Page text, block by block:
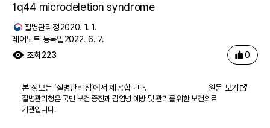
1q44 microdeletion syndrome
질병관리청2020. 1. 1.
레어노트 등록일2022. 6. 7.
조회 223 0
본 정보는 ‘질병관리청’에서 제공합니다. 원문 보기
질병관리청은 국민 보건 증진과 감염병 예방 및 관리를 위한 보건의료
기관입니다.